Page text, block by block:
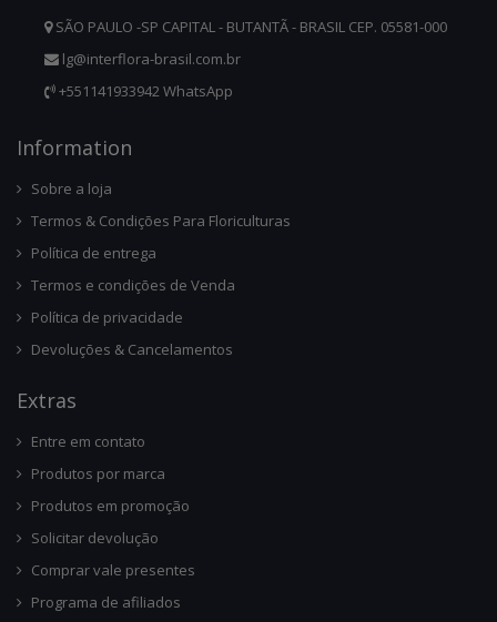
SÃO PAULO -SP CAPITAL - BUTANTÃ - BRASIL CEP. 05581-000
lg@interflora-brasil.com.br
+551141933942 WhatsApp
InforMation
Sobre a loja
Termos & Condições Para Floriculturas
Política de entrega
Termos e condições de Venda
Política de privacidade
Devoluções & Cancelamentos
ExtRas
Entre em contato
Produtos por marca
Produtos em promoção
Solicitar devolução
Comprar vale presentes
Programa de afiliados